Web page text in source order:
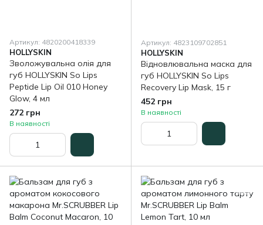
Артикул: 4820200418339
HOLLYSKIN
Зволожувальна олія для
губ HOLLYSKIN So Lips
Peptide Lip Oil 010 Honey
Glow, 4 мл
272 грн
В наявності
Артикул: 4823109702851
HOLLYSKIN
Відновлювальна маска для
губ HOLLYSKIN So Lips
Recovery Lip Mask, 15 г
452 грн
В наявності